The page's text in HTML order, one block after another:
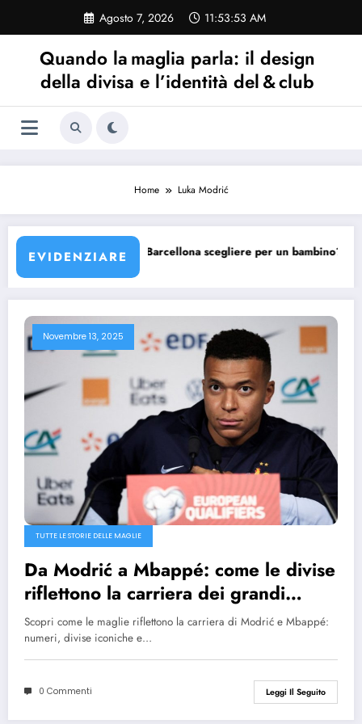
contenuto
Agosto 7, 2026 11:53:53 AM
Quando la maglia parla: il design
della divisa e l’identità del & club
Home Luka Modrić
EVIDENZIARE
Quale maglia Barcellona scegliere per un bambino?
Novembre 13, 2025
TUTTE LE STORIE DELLE MAGLIE
Da Modrić a Mbappé: come le divise
riflettono la carriera dei grandi
giocatori
Scopri come le maglie riflettono la carriera di Modrić e Mbappé:
numeri, divise iconiche e…
0 Commenti Leggi Il Seguito